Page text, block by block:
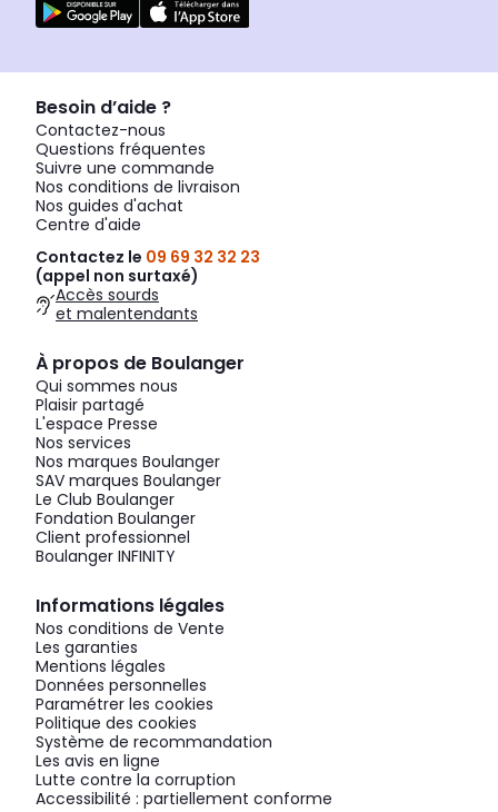
Besoin d’aide ?
Contactez-nous
Questions fréquentes
Suivre une commande
Nos conditions de livraison
Nos guides d'achat
Centre d'aide
Contactez le 09 69 32 32 23
(appel non surtaxé)
Accès sourds
et malentendants
À propos de Boulanger
Qui sommes nous
Plaisir partagé
L'espace Presse
Nos services
Nos marques Boulanger
SAV marques Boulanger
Le Club Boulanger
Fondation Boulanger
Client professionnel
Boulanger INFINITY
Informations légales
Nos conditions de Vente
Les garanties
Mentions légales
Données personnelles
Paramétrer les cookies
Politique des cookies
Système de recommandation
Les avis en ligne
Lutte contre la corruption
Accessibilité : partiellement conforme